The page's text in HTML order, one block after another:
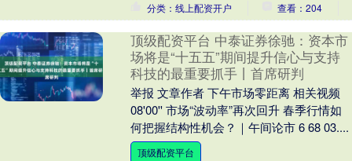
分类：线上配资开户
查看：204
顶级配资平台 中泰证券徐驰：资本市
场将是“十五五”期间提升信心与支持
科技的最重要抓手丨首席研判
举报 文章作者 下午市场零距离 相关视频
08'00'' 市场“波动率”再次回升 春季行情如
何把握结构性机会？｜午间论市 6 68 03....
顶级配资平台